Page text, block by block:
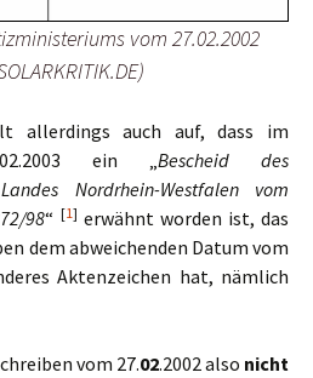
vom 27.02.2002
allerdings auch auf, dass im
ein „Bescheid des
Nordrhein-Westfalen vom
98“ [1] erwähnt worden ist, das
dem abweichenden Datum vom
Aktenzeichen hat, nämlich
vom 27.02.2002 also nicht